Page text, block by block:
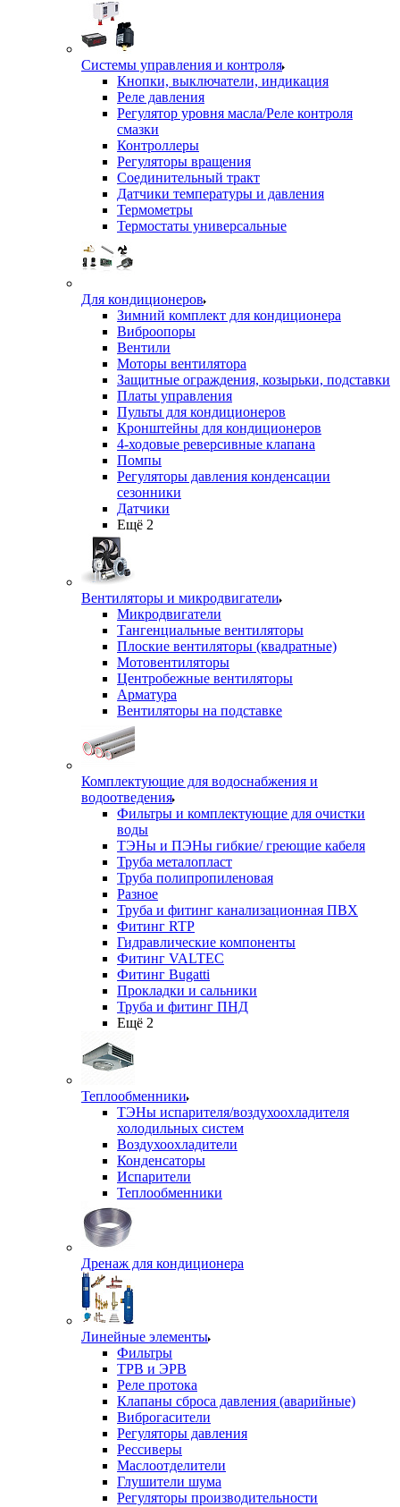
Системы управления и контроля
Кнопки, выключатели, индикация
Реле давления
Регулятор уровня масла/Реле контроля
смазки
Контроллеры
Регуляторы вращения
Соединительный тракт
Датчики температуры и давления
Термометры
Термостаты универсальные
Для кондиционеров
Зимний комплект для кондиционера
Виброопоры
Вентили
Моторы вентилятора
Защитные ограждения, козырьки, подставки
Платы управления
Пульты для кондиционеров
Кронштейны для кондиционеров
4-ходовые реверсивные клапана
Помпы
Регуляторы давления конденсации
сезонники
Датчики
Ещё 2
Вентиляторы и микродвигатели
Микродвигатели
Тангенциальные вентиляторы
Плоские вентиляторы (квадратные)
Мотовентиляторы
Центробежные вентиляторы
Арматура
Вентиляторы на подставке
Комплектующие для водоснабжения и
водоотведения
Фильтры и комплектующие для очистки
воды
ТЭНы и ПЭНы гибкие/ греющие кабеля
Труба металопласт
Труба полипропиленовая
Разное
Труба и фитинг канализационная ПВХ
Фитинг RTP
Гидравлические компоненты
Фитинг VALTEC
Фитинг Bugatti
Прокладки и сальники
Труба и фитинг ПНД
Ещё 2
Теплообменники
ТЭНы испарителя/воздухоохладителя
холодильных систем
Воздухоохладители
Конденсаторы
Испарители
Теплообменники
Дренаж для кондиционера
Линейные элементы
Фильтры
ТРВ и ЭРВ
Реле протока
Клапаны сброса давления (аварийные)
Виброгасители
Регуляторы давления
Рессиверы
Маслоотделители
Глушители шума
Регуляторы производительности